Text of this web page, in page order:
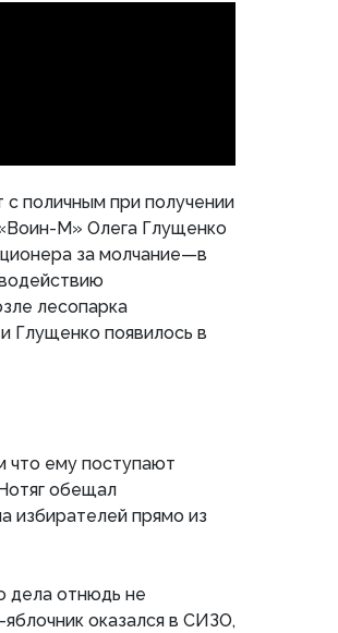
с поличным при получении
М» Олега Глущенко
за молчание—в
лесопарка
Глущенко появилось в
что ему поступают
обещал
избирателей прямо из
дела отнюдь не
яблочник оказался в СИЗО,